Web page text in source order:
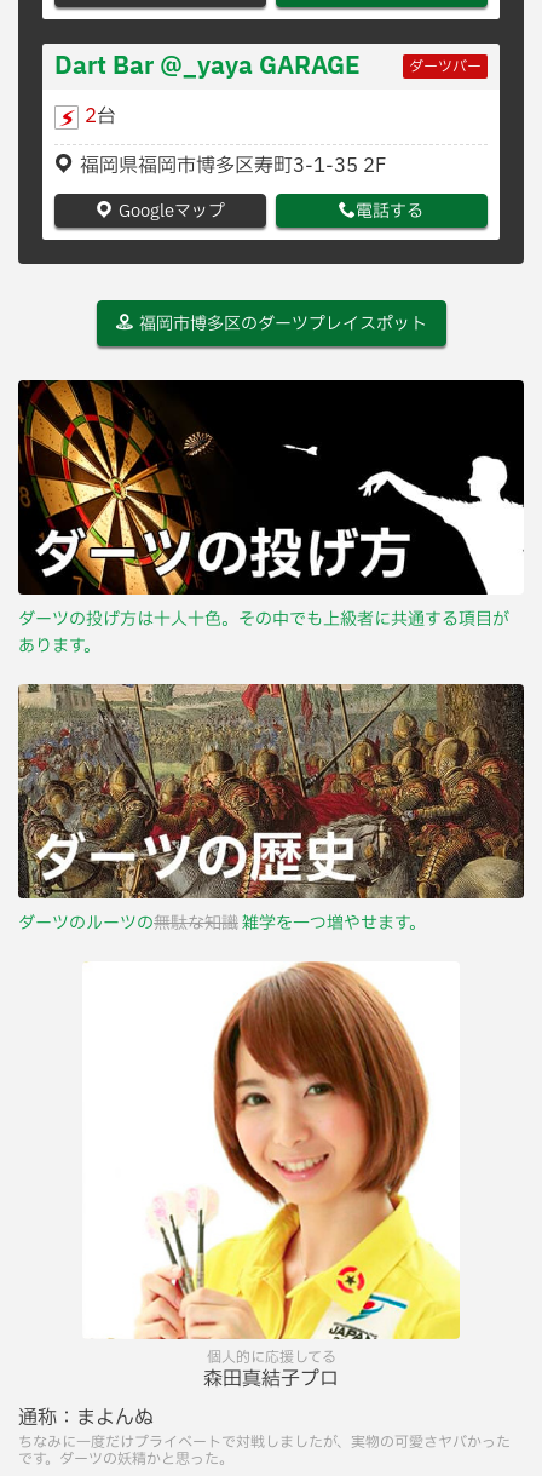
Dart Bar @_yaya GARAGE ダーツバー
2台
福岡県福岡市博多区寿町3-1-35 2F
Googleマップ 電話する
福岡市博多区のダーツプレイスポット
ダーツの投げ方は十人十色。その中でも上級者に共通する項目が
あります。
ダーツのルーツの無駄な知識雑学を一つ増やせます。
個人的に応援してる
森田真結子プロ
通称： まよんぬ
ちなみに一度だけプライベートで対戦しましたが、実物の可愛さヤバかった
です。ダーツの妖精かと思った。